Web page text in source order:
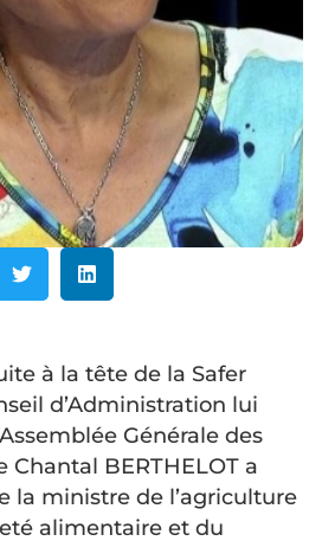
à la tête de la Safer
d’Administration lui
Générale des
Chantal BERTHELOT a
la ministre de l’agriculture
alimentaire et du